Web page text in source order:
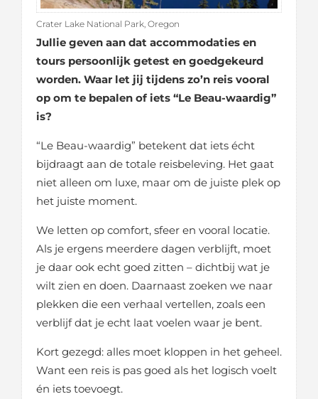
Crater Lake National Park, Oregon
Jullie geven aan dat accommodaties en
tours persoonlijk getest en goedgekeurd
worden. Waar let jij tijdens zo’n reis vooral
op om te bepalen of iets “Le Beau-waardig”
is?
“Le Beau-waardig” betekent dat iets écht
bijdraagt aan de totale reisbeleving. Het gaat
niet alleen om luxe, maar om de juiste plek op
het juiste moment.
We letten op comfort, sfeer en vooral locatie.
Als je ergens meerdere dagen verblijft, moet
je daar ook echt goed zitten – dichtbij wat je
wilt zien en doen. Daarnaast zoeken we naar
plekken die een verhaal vertellen, zoals een
verblijf dat je echt laat voelen waar je bent.
Kort gezegd: alles moet kloppen in het geheel.
Want een reis is pas goed als het logisch voelt
én iets toevoegt.